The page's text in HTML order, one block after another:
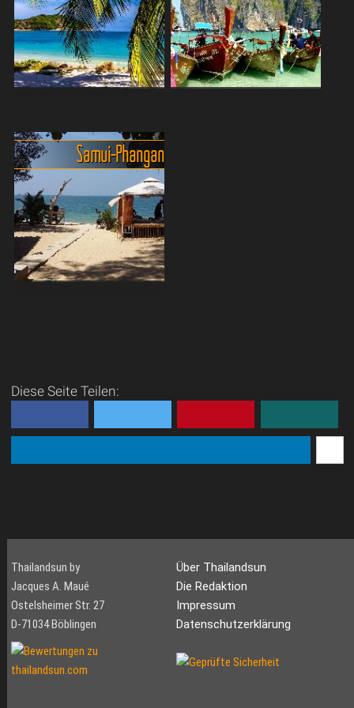
Richtung. Sie kann mit der
Bahn, Bus oder Minibus
oder aber einer der
klassischen Dschunken
angetr...
[LI#73]Pattaya[/LI#73] ist
nicht unbedingt der Ort der
sich als Ziel für Badespass
anbietet, aber es ist der
wohl günstigst...
Thailands
Phuket, die quilrige
Ferieninsel [MAP#59]
[/MAP#59] Für knapp 60.-
EUR in der Economyclass
und knapp 80.- EUR in der
Businessclass kann man im
Stunden...
Bangkok bequem und
gelangen. Die Flugzeuge der
Samui - Phangan
Diese Seite Teilen:
Thailandsun by
Jacques A. Maué
Ostelsheimer Str. 27
D-71034 Böblingen
Über Thailandsun
Die Redaktion
Impressum
Datenschutzerklärung